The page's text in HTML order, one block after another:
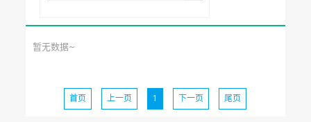
暂无数据~
首页 上一页 1 下一页 尾页